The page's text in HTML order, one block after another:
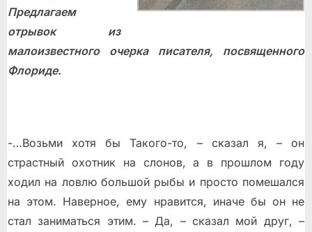
Предлагаем
отрывок из
малоизвестного очерка писателя, посвященного
Флориде.
-…Возьми хотя бы Такого-то, – сказал я, – он
страстный охотник на слонов, а в прошлом году
ходил на ловлю большой рыбы и просто помешался
на этом. Наверное, ему нравится, иначе бы он не
стал заниматься этим. – Да, – сказал мой друг, –